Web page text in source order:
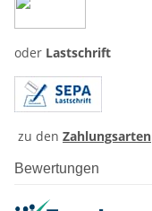
oder Lastschrift
zu den Zahlungsarten
Bewertungen